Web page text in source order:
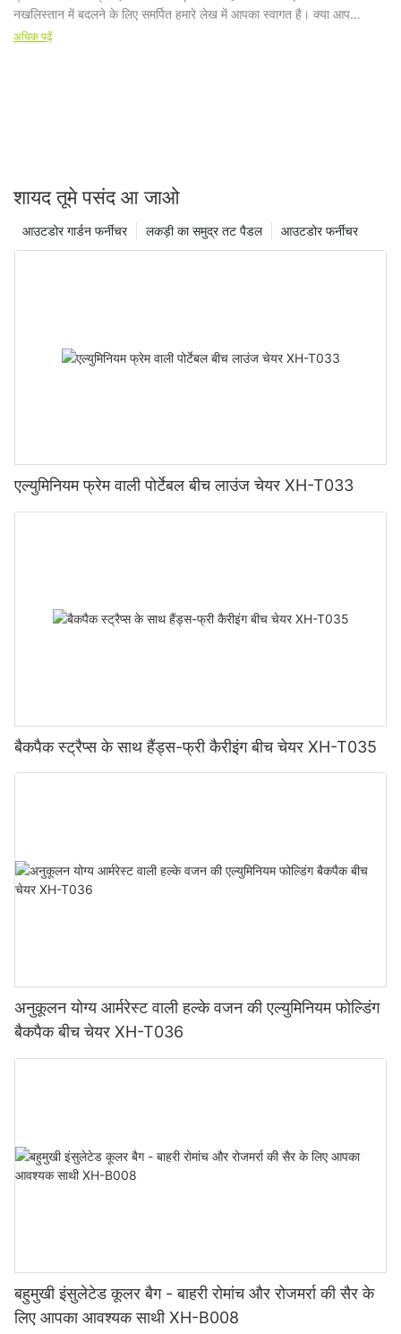
अधिक पढ़ें
शायद तूमे पसंद आ जाओ
आउटडोर फर्नीचर
लकड़ी का समुद्र तट पैडल
आउटडोर गार्डन फर्नीचर
एल्युमिनियम फ्रेम वाली पोर्टेबल बीच लाउंज चेयर XH-T033
बैकपैक स्ट्रैप्स के साथ हैंड्स-फ्री कैरीइंग बीच चेयर XH-T035
अनुकूलन योग्य आर्मरेस्ट वाली हल्के वजन की एल्युमिनियम फोल्डिंग
बैकपैक बीच चेयर XH-T036
बहुमुखी इंसुलेटेड कूलर बैग - बाहरी रोमांच और रोजमर्रा की सैर के
लिए आपका आवश्यक साथी XH-B008